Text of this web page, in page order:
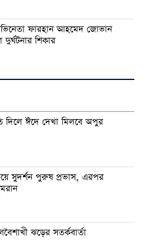
ফারহান আহমেদ জোভান
শিকার
দিলে ঈদে দেখা মিলবে অপুর
সুদর্শন পুরুষ প্রভাস, এরপর
ঝড়ের সতর্কবার্তা